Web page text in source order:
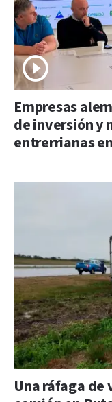
Empresas
de inversión y
entrerrianas
Una ráfaga de